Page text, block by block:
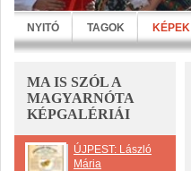
NYITÓ TAGOK KÉPEK
MA IS SZÓL A
MAGYARNÓTA
KÉPGALÉRIÁI
ÚJPEST: László
Mária